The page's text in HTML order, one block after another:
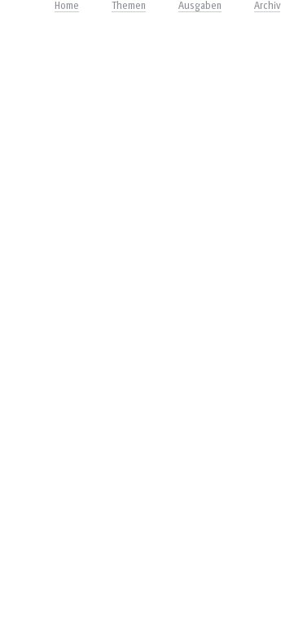
Home Themen Ausgaben Archiv